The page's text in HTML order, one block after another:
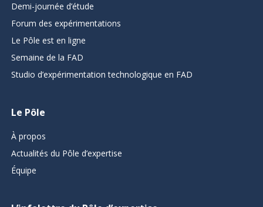
Demi-journée d’étude
Forum des expérimentations
Le Pôle est en ligne
Semaine de la FAD
Studio d’expérimentation technologique en FAD
Le Pôle
À propos
Actualités du Pôle d’expertise
Équipe